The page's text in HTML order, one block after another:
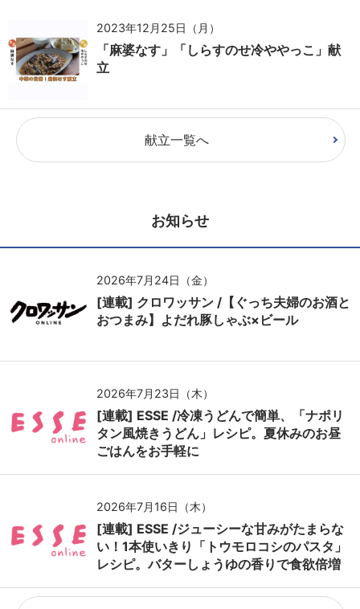
2023年12月25日（月）
「麻婆なす」「しらすのせ冷ややっこ」献
立
献立一覧へ
お知らせ
2026年7月24日（金）
[連載] クロワッサン /【ぐっち夫婦のお酒と
おつまみ】よだれ豚しゃぶ×ビール
2026年7月23日（木）
[連載] ESSE /冷凍うどんで簡単、「ナポリ
タン風焼きうどん」レシピ。夏休みのお昼
ごはんをお手軽に
2026年7月16日（木）
[連載] ESSE /ジューシーな甘みがたまらな
い！1本使いきり「トウモロコシのパスタ」
レシピ。バターしょうゆの香りで食欲倍増